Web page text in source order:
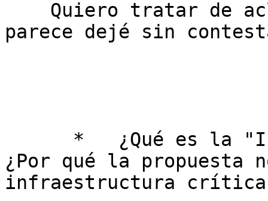
parece dejé sin
¿Por qué la propuesta
infraestructura crítica